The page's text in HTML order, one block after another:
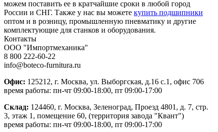
можем поставить ее в кратчайшие сроки в любой город
России и СНГ. Также у нас вы можете купить подшипники
оптом и в розницу, промышленную пневматику и другие
комплектующие для станков и оборудования.
Контакты
ООО "Импортмеханика"
8 800 222-60-22
info@boteco-furnitura.ru
Офис: 125212, г. Москва, ул. Выборгская, д.16 с.1, офис 706
время работы: пн-чт 09:00-18:00, пт 09:00-17:00
Склад: 124460, г. Москва, Зеленоград, Проезд 4801, д. 7, стр.
3, этаж 1, помещение 60, (территория завода "Квант")
время работы: пн-чт 09:00-18:00, пт 09:00-17:00